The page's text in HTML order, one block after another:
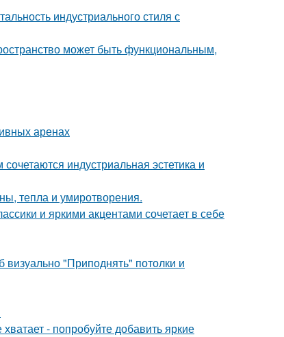
индустриального стиля с
может быть функциональным,
аренах
индустриальная эстетика и
тепла и умиротворения.
и яркими акцентами сочетает в себе
"Приподнять" потолки и
- попробуйте добавить яркие